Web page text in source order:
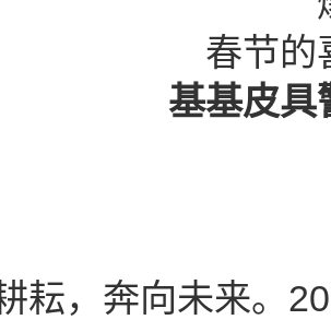
春节的
基基皮具
耘，奔向未来。